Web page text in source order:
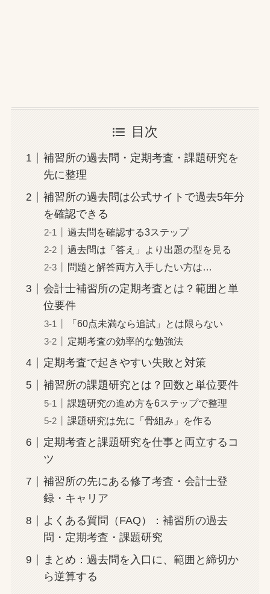
目次
補習所の過去問・定期考査・課題研究を
先に整理
補習所の過去問は公式サイトで過去5年分
を確認できる
過去問を確認する3ステップ
過去問は「答え」より出題の型を見る
問題と解答両方入手したい方は…
会計士補習所の定期考査とは？範囲と単
位要件
「60点未満なら追試」とは限らない
定期考査の効率的な勉強法
定期考査で起きやすい失敗と対策
補習所の課題研究とは？回数と単位要件
課題研究の進め方を6ステップで整理
課題研究は先に「骨組み」を作る
定期考査と課題研究を仕事と両立するコ
ツ
補習所の先にある修了考査・会計士登
録・キャリア
よくある質問（FAQ）：補習所の過去
問・定期考査・課題研究
まとめ：過去問を入口に、範囲と締切か
ら逆算する